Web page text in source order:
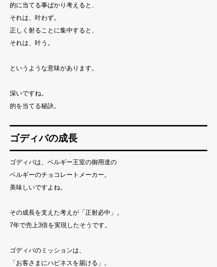
的に当てる事ばかり考えると、
それは、叶わず。
正しく射ることに集中すると、
それは、叶う。
というような意味があります。
深いですね。
的を当てる秘訣。
ゴディバの成長
ゴディバは、ベルギー王室の御用達の
ベルギーのチョコレートメーカー。
美味しいですよね。
その成長を支えた考えが「正射必中」。
7年で売上3倍を実現したそうです。
ゴディバのミッションは、
「お客さまにハピネスを届ける」。